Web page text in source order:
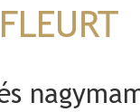
FLEURT